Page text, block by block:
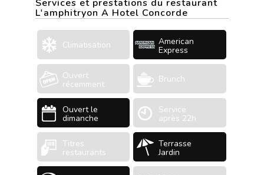
Services et prestations du restaurant
L'amphitryon A Hotel Concorde
Climatisation American
Express
Ouvert
récemment Brunch
Ouvert le
dimanche
Service
après 22h
Titres
restaurants
Terrasse
Jardin